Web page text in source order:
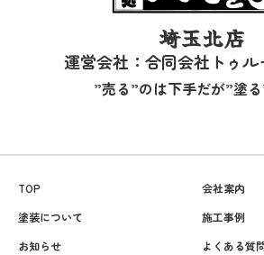
埼玉北店
運営会社：合同会社トゥル
”売る”のは下手だが”塗
TOP
会社案内
塗装について
施工事例
お知らせ
よくある質